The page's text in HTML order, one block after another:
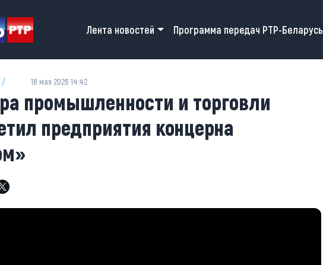
Main navigation
Лента новостей Программа передач РТР-Беларусь
/ 18 мая 2026 14:42
промышленности и торговли
предприятия концерна